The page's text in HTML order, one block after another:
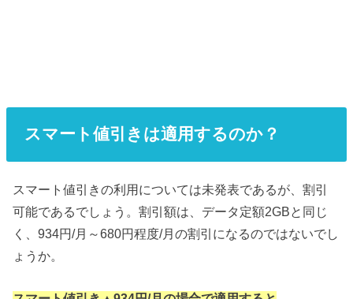
スマート値引きは適用するのか？
スマート値引きの利用については未発表であるが、割引
可能であるでしょう。割引額は、データ定額2GBと同じ
く、934円/月～680円程度/月の割引になるのではないでし
ょうか。